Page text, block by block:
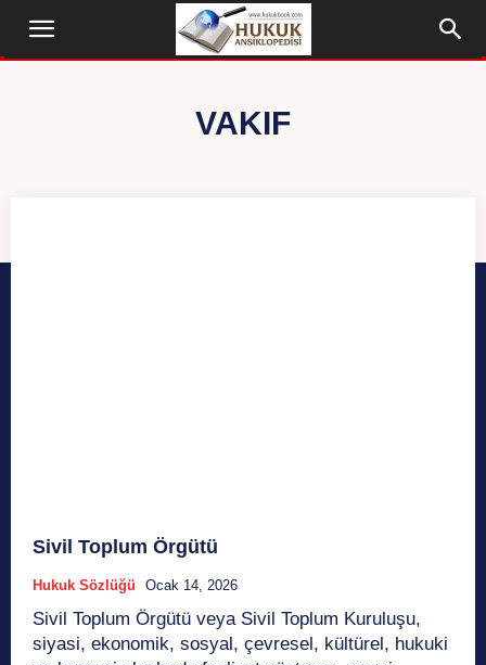
VAKIF
Sivil Toplum Örgütü
Hukuk Sözlüğü Ocak 14, 2026
Sivil Toplum Örgütü veya Sivil Toplum Kuruluşu,
siyasi, ekonomik, sosyal, çevresel, kültürel, hukuki